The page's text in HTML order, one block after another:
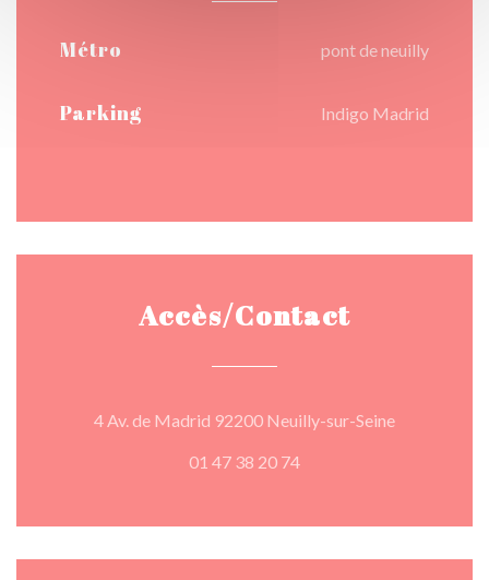
Métro pont de neuilly
Parking Indigo Madrid
Accès/Contact
4 Av. de Madrid 92200 Neuilly-sur-Seine((ouvre une
01 47 38 20 74